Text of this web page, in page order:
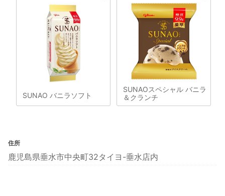
SUNAO バニラソフト
SUNAOスペシャル バニラ
＆クランチ
住所
鹿児島県垂水市中央町32タイヨ-垂水店内